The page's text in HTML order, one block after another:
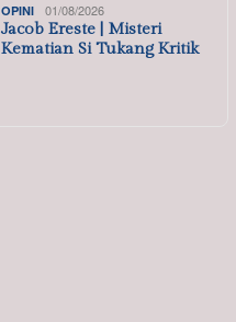
OPINI 01/08/2026
Jacob Ereste | Misteri
Kematian Si Tukang Kritik